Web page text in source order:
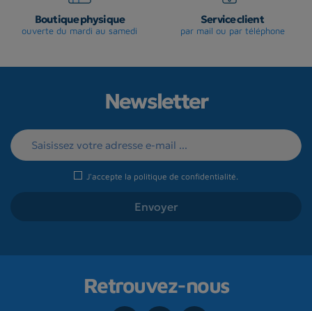
Boutique physique
ouverte du mardi au samedi
Service client
par mail ou par téléphone
Newsletter
J'accepte la politique de confidentialité
Retrouvez-nous